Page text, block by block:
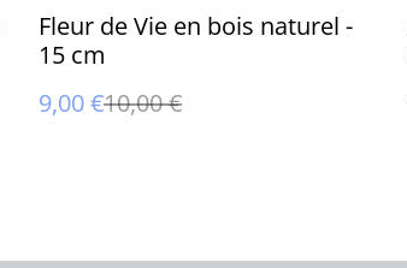
%
Fleur de Vie en bois naturel -
15 cm
9,00 €10,00 €